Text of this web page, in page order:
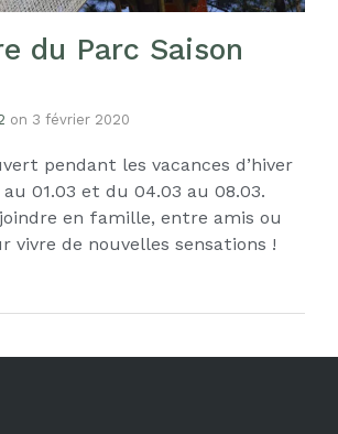
du Parc Saison
on 3 février 2020
pendant les vacances d’hiver
01.03 et du 04.03 au 08.03.
en famille, entre amis ou
vivre de nouvelles sensations !